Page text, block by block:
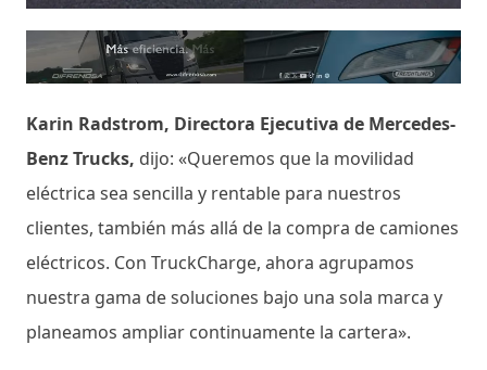
Karin Radstrom, Directora Ejecutiva de Mercedes-
Benz Trucks, dijo: «Queremos que la movilidad
eléctrica sea sencilla y rentable para nuestros
clientes, también más allá de la compra de camiones
eléctricos. Con TruckCharge, ahora agrupamos
nuestra gama de soluciones bajo una sola marca y
planeamos ampliar continuamente la cartera».